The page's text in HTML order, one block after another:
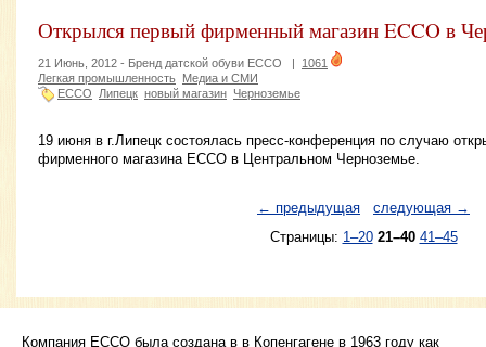
Открылся первый фирменный магазин ECCO в
21 Июнь, 2012 - Бренд датской обуви ECCO
1061
Легкая промышленность Медиа и СМИ
ECCO
Липецк новый магазин Черноземье
19 июня в г.Липецк состоялась пресс-конференция по случаю
фирменного магазина ECCO в Центральном Черноземье.
← предыдущая
следующая →
Страницы: 1–20 21–40 41–45
Компания ЕССО была создана в в Копенгагене в 1963 году как